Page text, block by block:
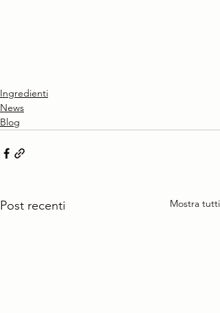
Ingredienti
News
Blog
Post recenti Mostra tutti